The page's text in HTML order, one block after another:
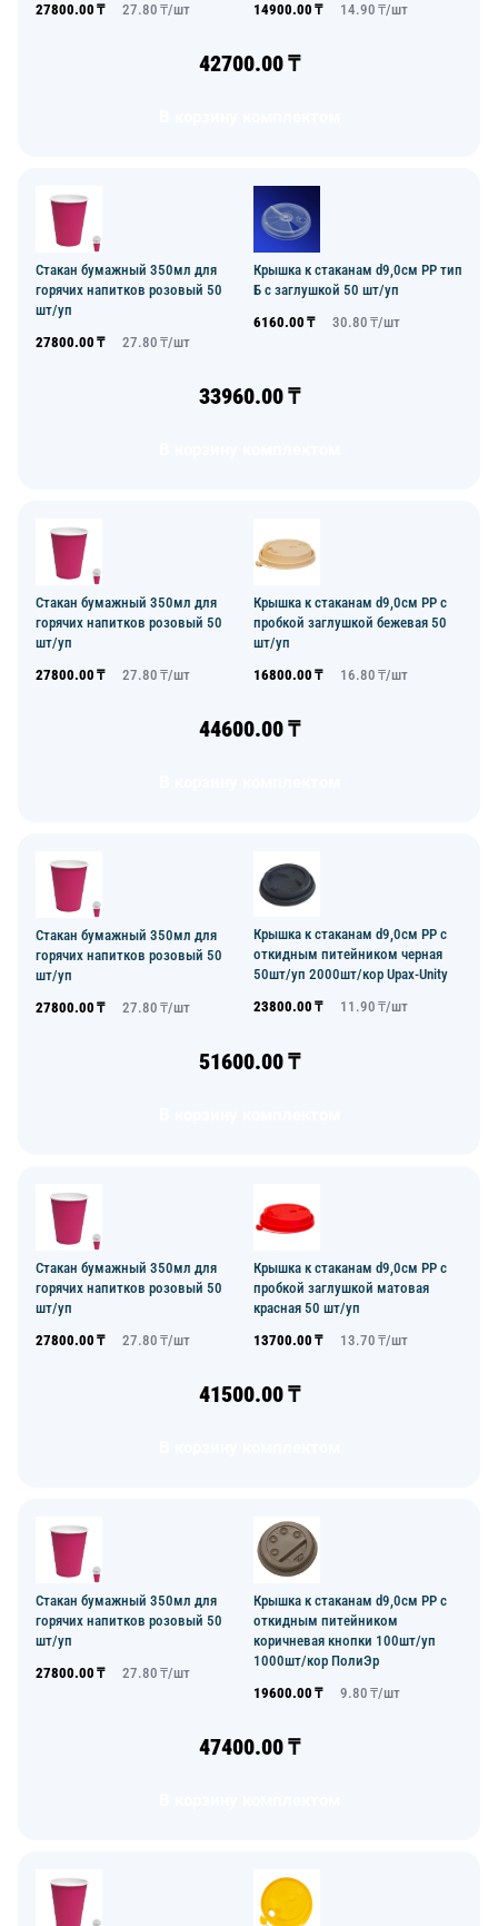
27800.00 ₸ 27.80 ₸/шт
14900.00 ₸ 14.90 ₸/шт
42700.00₸
Стакан бумажный 350мл для
горячих напитков розовый 50
шт/уп
27800.00 ₸ 27.80 ₸/шт
Крышка к стаканам d9,0см PP тип
Б с заглушкой 50 шт/уп
6160.00 ₸ 30.80 ₸/шт
33960.00₸
Стакан бумажный 350мл для
горячих напитков розовый 50
шт/уп
27800.00 ₸ 27.80 ₸/шт
Крышка к стаканам d9,0см PP с
пробкой заглушкой бежевая 50
шт/уп
16800.00 ₸ 16.80 ₸/шт
44600.00₸
Стакан бумажный 350мл для
горячих напитков розовый 50
шт/уп
27800.00 ₸ 27.80 ₸/шт
Крышка к стаканам d9,0см PP с
откидным питейником черная
50шт/уп 2000шт/кор Upax-Unity
23800.00 ₸ 11.90 ₸/шт
51600.00₸
Стакан бумажный 350мл для
горячих напитков розовый 50
шт/уп
27800.00 ₸ 27.80 ₸/шт
Крышка к стаканам d9,0см PP с
пробкой заглушкой матовая
красная 50 шт/уп
13700.00 ₸ 13.70 ₸/шт
41500.00₸
Стакан бумажный 350мл для
горячих напитков розовый 50
шт/уп
27800.00 ₸ 27.80 ₸/шт
Крышка к стаканам d9,0см PP с
откидным питейником
коричневая кнопки 100шт/уп
1000шт/кор ПолиЭр
19600.00 ₸ 9.80 ₸/шт
47400.00₸